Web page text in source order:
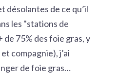
désolantes de ce qu’il
les "stations de
de 75% des foie gras, y
compagnie), j’ai
de foie gras…